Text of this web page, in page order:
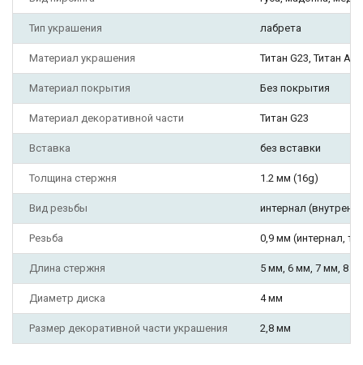
Тип украшения лабрета
Материал украшения Титан G23, Титан
Материал покрытия Без покрытия
Материал декоративной части Титан G23
Вставка без вставки
Толщина стержня 1.2 мм (16g)
Вид резьбы интернал
Резьба 0,9 мм (интернал,
Длина стержня 5 мм, 6 мм, 7 мм, 8
Диаметр диска 4 мм
Размер декоративной части украшения 2,8 мм